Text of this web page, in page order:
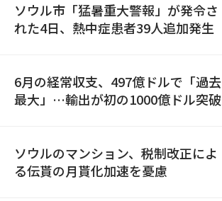
ソウル市「猛暑重大警報」が発令さ
れた4日、熱中症患者39人追加発生
6月の経常収支、497億ドルで「過去
最大」…輸出が初の1000億ドル突破
ソウルのマンション、税制改正によ
る伝貰の月貰化加速を憂慮